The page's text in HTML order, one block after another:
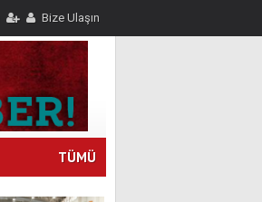
Bize Ulaşın
TÜMÜ